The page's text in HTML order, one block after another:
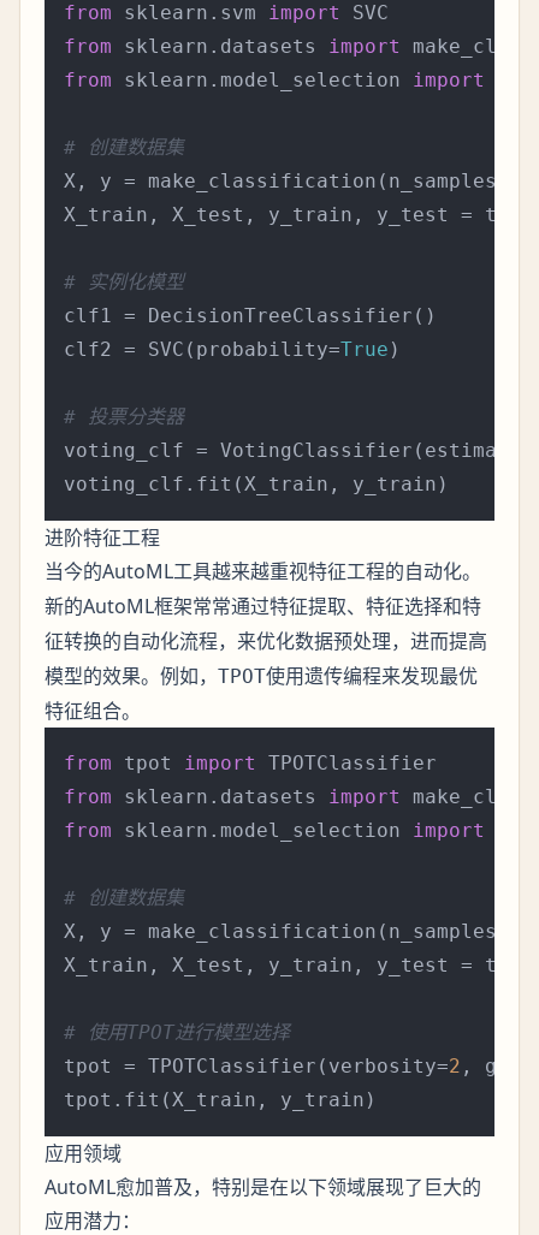
from sklearn.svm import
from sklearn.datasets
import
from sklearn.model_selection import
# 创建数据集
X, y = make_classification(n_samples=
X_train, X_test, y_train, y_test =
# 实例化模型
clf1 = DecisionTreeClassifier()
clf2 = SVC(probability=True )
# 投票分类器
voting_clf =
进阶特征工程
当今的AutoML工具越来越重视特征工程的自动化。
新的AutoML框架常常通过特征提取、 特征选择和特
征转换的自动化流程，来优化数据预处理，进而提高
模型的效果。例如， TPOT使用遗传编程来发现最优
特征组合。
from tpot import
from sklearn.datasets
import
from sklearn.model_selection import
# 创建数据集
X, y = make_classification(n_samples=
X_train, X_test, y_train, y_test =
# 使用TPOT进行模型选择
tpot = TPOTClassifier(verbosity=2 ,
应用领域
AutoML愈加普及，特别是在以下领域展现了巨大的
应用潜力：